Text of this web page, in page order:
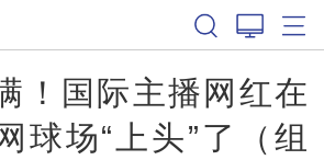
！国际主播网红在
球场“上头”了（组